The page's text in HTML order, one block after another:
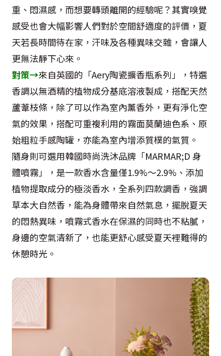
重、悶濕感，而想要轉頭離開的經驗呢？其實嗅覺
感受也會大幅影響人們對於空間舒適度的評價，夏
天若長時間待在家，汗味及各種異味交雜，會讓人
更無法靜下心來。
對策→來自英國的「Aery陶瓷擴香瓶系列」，特選
香調以無酒精的植物成分基底溶液製成，搭配天然
蘆葦枝條，除了可以作為室內薰香外，更有淨化空
氣的效果，搭配可重複利用的霧面莫蘭迪色系、原
始粗粒手感陶罐，亦能為室內增添質樸的氣質。
隨身則可選用韓國時尚洗沐品牌「MARMAR;D 身
體噴霧」，是一款香水含量僅1.9%～2.9%、添加
植物提取成分的極淡香水，全系列四款調香，強調
草本大自然香，能為身體帶來自然氣息，擺脫夏天
的悶熱異味，噴霧式香水在保濕的同時也不粘膩，
身邊的空氣清新了，也能更舒心感受夏天裡難得的
休憩時光。